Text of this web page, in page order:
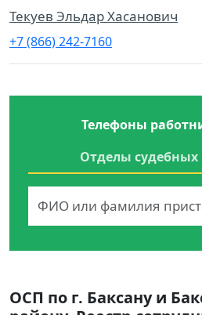
Текуев Эльдар Хасанович
+7 (866) 242-7160
Телефоны
Отделы судебных
ОСП по г. Баксану и